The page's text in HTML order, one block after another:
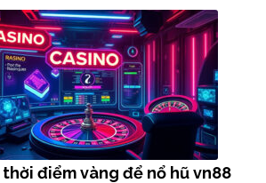
điểm vàng để nổ hũ vn88